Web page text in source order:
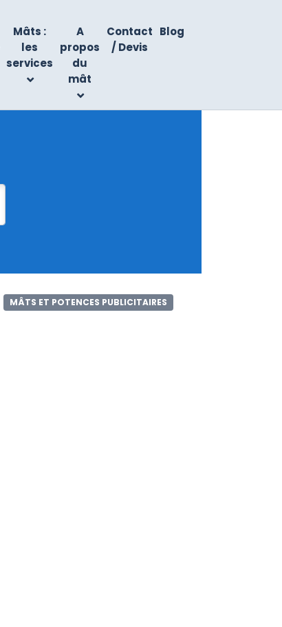
Mâts :
les
services
A
propos
du
mât
Contact
/ Devis
Blog
MÂTS ET POTENCES PUBLICITAIRES